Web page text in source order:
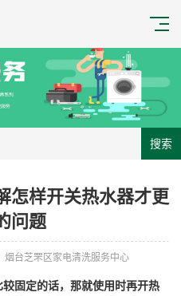
搜索
怎样开关热水器才更
问题
烟台芝罘区家电清洗服务中心
固定的话，那就使用时再开热